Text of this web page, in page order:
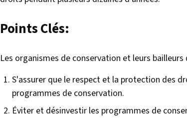
Points Clés:
Les organismes de conservation et leurs
S'assurer que le respect et la protection des
programmes de conservation.
Éviter et désinvestir les programmes de